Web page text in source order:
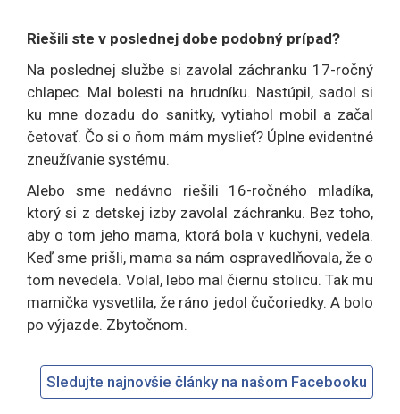
Riešili ste v poslednej dobe podobný prípad?
Na poslednej službe si zavolal záchranku 17-ročný
chlapec. Mal bolesti na hrudníku. Nastúpil, sadol si
ku mne dozadu do sanitky, vytiahol mobil a začal
četovať. Čo si o ňom mám myslieť? Úplne evidentné
zneužívanie systému.
Alebo sme nedávno riešili 16-ročného mladíka,
ktorý si z detskej izby zavolal záchranku. Bez toho,
aby o tom jeho mama, ktorá bola v kuchyni, vedela.
Keď sme prišli, mama sa nám ospravedlňovala, že o
tom nevedela. Volal, lebo mal čiernu stolicu. Tak mu
mamička vysvetlila, že ráno jedol čučoriedky. A bolo
po výjazde. Zbytočnom.
Sledujte najnovšie články na našom Facebooku